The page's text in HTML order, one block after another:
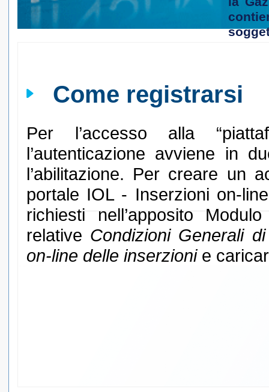
Come registrarsi
Per l’accesso alla
l’autenticazione avviene in
l’abilitazione. Per creare un
portale IOL - Inserzioni on-
richiesti nell’apposito
relative Condizioni Generali
on-line delle inserzionie